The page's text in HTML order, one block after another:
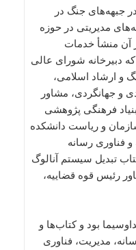
جبهه‌های جنگ در
مدیریتی در حوزه
آن منشأ خدمات
دبیرخانه شورای عالی
و ارشاد اسلامی،
و جهانگردی، مشاور
بنیاد فرهنگی پژوهشی
و ریاست دانشکده
توسعه و فناوری رسانه
تبدیل سیستم آنالوگ
رئیس قوه قضاییه،
بود و کتاب‌ها و
مدیریت، فناوری